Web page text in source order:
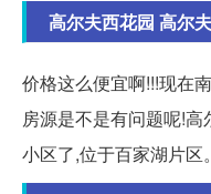
高尔夫西花园 高尔
价格这么便宜啊!!!现在
房源是不是有问题呢!
小区了,位于百家湖片区